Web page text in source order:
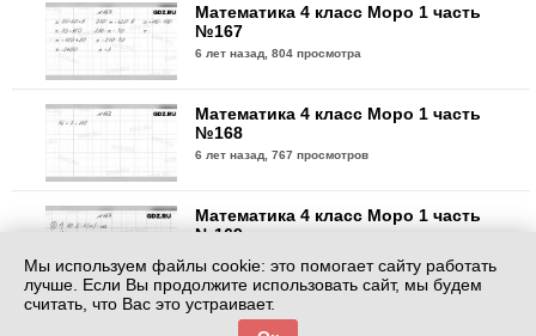
Математика 4 класс Моро 1 часть
№167
6 лет назад,804 просмотра
Математика 4 класс Моро 1 часть
№168
6 лет назад,767 просмотров
Математика 4 класс Моро 1 часть
№169
Математика 4 класс Моро 1 часть
Мы используем файлы cookie: это помогает сайту работать
лучше. Если Вы продолжите использовать сайт, мы будем
считать, что Вас это устраивает.